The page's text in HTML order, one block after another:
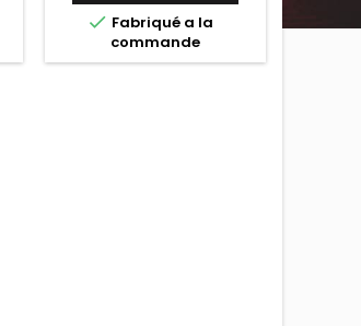
 Fabriqué a la
commande